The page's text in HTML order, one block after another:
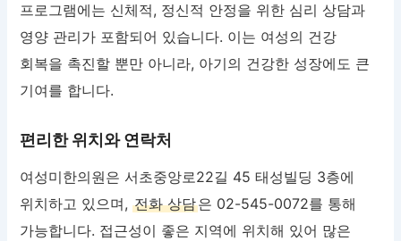
프로그램에는 신체적, 정신적 안정을 위한 심리 상담과
영양 관리가 포함되어 있습니다. 이는 여성의 건강
회복을 촉진할 뿐만 아니라, 아기의 건강한 성장에도 큰
기여를 합니다.
편리한 위치와 연락처
여성미한의원은 서초중앙로22길 45 태성빌딩 3층에
위치하고 있으며,전화 상담은 02-545-0072를 통해
가능합니다. 접근성이 좋은 지역에 위치해 있어 많은